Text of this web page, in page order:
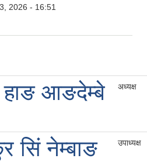
2026 - 16:51
आङदेम्बे अध्यक्ष
सिं नेम्बाङ उपाध्यक्ष